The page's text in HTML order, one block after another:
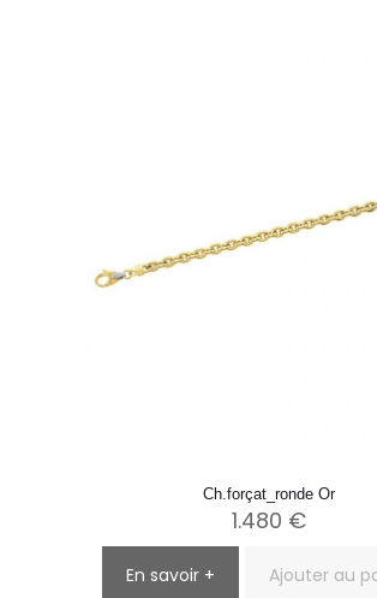
Ch.forçat_ronde Or
1.480 €
En savoir + Ajouter au